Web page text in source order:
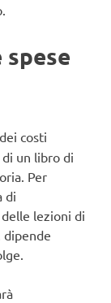
costi
di un libro di
Per
di
lezioni di
dipende